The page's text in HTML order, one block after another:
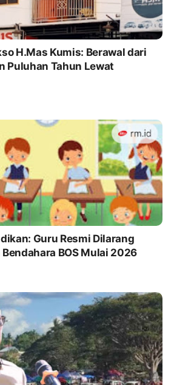
H.Mas Kumis: Berawal dari
Puluhan Tahun Lewat
Guru Resmi Dilarang
BOS Mulai 2026